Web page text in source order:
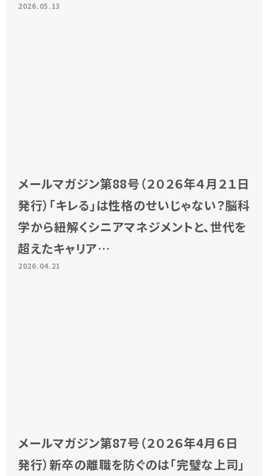
2026.05.13
メールマガジン第88号（２０２６年４月２１日
発行）「キレる」は性格のせいじゃない？脳科
学から紐解くシニアマネジメントと、世代を
超えたキャリア…
2026.04.21
メールマガジン第87号（２０２６年4月６日
発行）新卒の離職を防ぐのは「完璧な上司」